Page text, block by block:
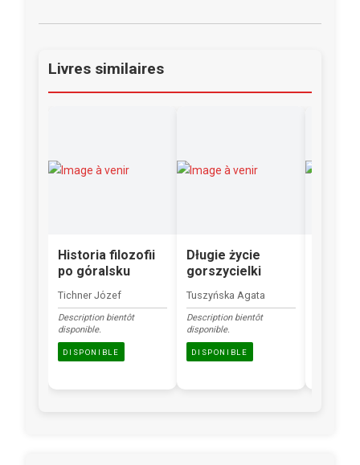
Livres similaires
Historia filozofii
po gόralsku
Tichner Jόzef
Description bientôt
disponible.
DISPONIBLE
Długie życie
gorszycielki
Tuszyńska Agata
Description bientôt
disponible.
DISPONIBLE